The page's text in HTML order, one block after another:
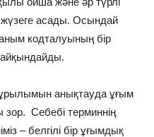
асады. Осындай
кодталуының бір
айқындайды.
анықтауда ұғым
зор. Себебі терминнің
– белгілі бір ұғымдық